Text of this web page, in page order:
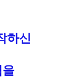
하신
을